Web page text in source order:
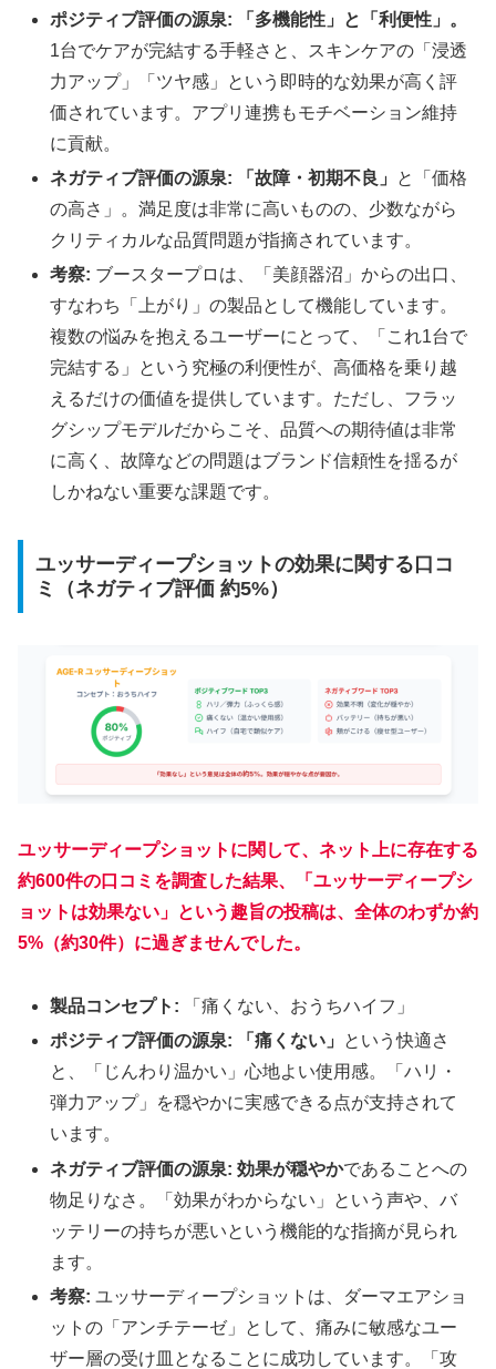
ポジティブ評価の源泉:
「多機能性」と「利便性」。
1台でケアが完結する手軽さと、スキンケアの「浸透
力アップ」「ツヤ感」という即時的な効果が高く評
価されています。アプリ連携もモチベーション維持
に貢献。
ネガティブ評価の源泉:
「故障・初期不良」
と「価格
の高さ」。満足度は非常に高いものの、少数ながら
クリティカルな品質問題が指摘されています。
考察: ブースタープロは、「美顔器沼」からの出口、
すなわち「上がり」の製品として機能しています。
複数の悩みを抱えるユーザーにとって、「これ1台で
完結する」という究極の利便性が、高価格を乗り越
えるだけの価値を提供しています。ただし、フラッ
グシップモデルだからこそ、品質への期待値は非常
に高く、故障などの問題はブランド信頼性を揺るが
しかねない重要な課題です。
ユッサーディープショットの効果に関する口コ
ミ（ネガティブ評価 約5%）
ユッサーディープショットに関して、ネット上に存在する
約600件の口コミを調査した結果、「ユッサーディープシ
ョットは効果ない」という趣旨の投稿は、全体のわずか約
5%（約30件）に過ぎませんでした。
製品コンセプト: 「痛くない、おうちハイフ」
ポジティブ評価の源泉:
「痛くない」
という快適さ
と、「じんわり温かい」心地よい使用感。「ハリ・
弾力アップ」を穏やかに実感できる点が支持されて
います。
ネガティブ評価の源泉: 効果が穏やかであることへの
物足りなさ。「効果がわからない」という声や、バ
ッテリーの持ちが悪いという機能的な指摘が見られ
ます。
考察: ユッサーディープショットは、ダーマエアショ
ットの「アンチテーゼ」として、痛みに敏感なユー
ザー層の受け皿となることに成功しています。「攻